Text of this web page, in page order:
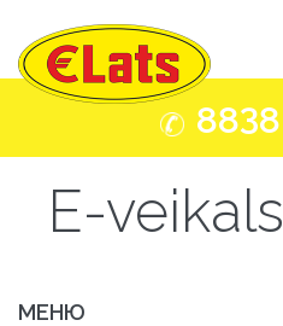
8838
E-veikals
МЕНЮ